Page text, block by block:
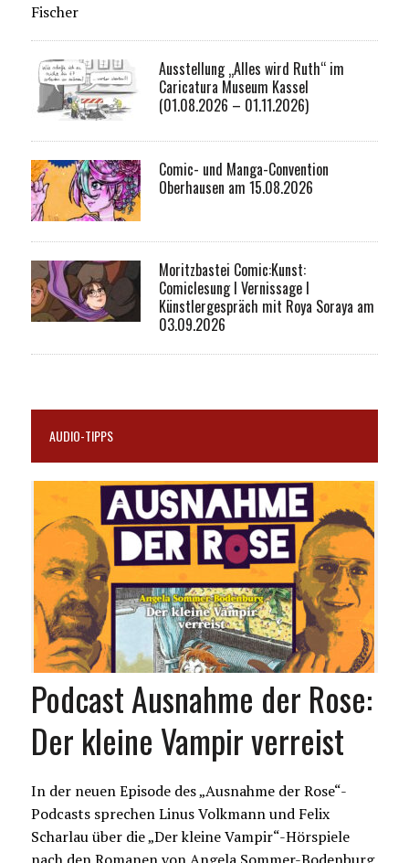
Fischer
Ausstellung „Alles wird Ruth“ im
Caricatura Museum Kassel
(01.08.2026 – 01.11.2026)
Comic- und Manga-Convention
Oberhausen am 15.08.2026
Moritzbastei Comic:Kunst:
Comiclesung I Vernissage I
Künstlergespräch mit Roya Soraya am
03.09.2026
AUDIO-TIPPS
Podcast Ausnahme der Rose:
Der kleine Vampir verreist
In der neuen Episode des „Ausnahme der Rose“-
Podcasts sprechen Linus Volkmann und Felix
Scharlau über die „Der kleine Vampir“-Hörspiele